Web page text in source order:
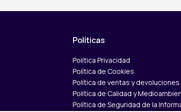
Políticas
Política Privacidad
Política de Cookies
Política de ventas y devoluciones
Política de Calidad y
Política de Seguridad de la